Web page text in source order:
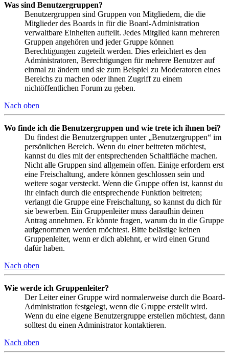
Was sind Benutzergruppen?
Benutzergruppen sind Gruppen von Mitgliedern, die die
Mitglieder des Boards in für die Board-Administration
verwaltbare Einheiten aufteilt. Jedes Mitglied kann mehreren
Gruppen angehören und jeder Gruppe können
Berechtigungen zugeteilt werden. Dies erleichtert es den
Administratoren, Berechtigungen für mehrere Benutzer auf
einmal zu ändern und sie zum Beispiel zu Moderatoren eines
Bereichs zu machen oder ihnen Zugriff zu einem
nichtöffentlichen Forum zu geben.
Nach oben
Wo finde ich die Benutzergruppen und wie trete ich ihnen bei?
Du findest die Benutzergruppen unter „Benutzergruppen“ im
persönlichen Bereich. Wenn du einer beitreten möchtest,
kannst du dies mit der entsprechenden Schaltfläche machen.
Nicht alle Gruppen sind allgemein offen. Einige erfordern erst
eine Freischaltung, andere können geschlossen sein und
weitere sogar versteckt. Wenn die Gruppe offen ist, kannst du
ihr einfach durch die entsprechende Funktion beitreten;
verlangt die Gruppe eine Freischaltung, so kannst du dich für
sie bewerben. Ein Gruppenleiter muss daraufhin deinen
Antrag annehmen. Er könnte fragen, warum du in die Gruppe
aufgenommen werden möchtest. Bitte belästige keinen
Gruppenleiter, wenn er dich ablehnt, er wird einen Grund
dafür haben.
Nach oben
Wie werde ich Gruppenleiter?
Der Leiter einer Gruppe wird normalerweise durch die Board-
Administration festgelegt, wenn die Gruppe erstellt wird.
Wenn du eine eigene Benutzergruppe erstellen möchtest, dann
solltest du einen Administrator kontaktieren.
Nach oben